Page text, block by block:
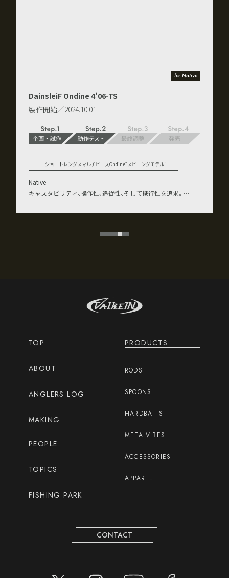
for Native
DainsleiF Ondine B4’08-TS
製作開始／2024.09.01
ショートレングスマルチピースOndine“ベイトモデル”
Native
キャスタビリティ、操作性、追従性、そして携行性を追求。
TOP
ABOUT
ANGLERS LOG
MAKING
PRODUCTS
RODS
SPOONS
HARDBAITS
METALVIBES
ACCESSORIES
APPAREL
PEOPLE
TOPICS
FISHING PARK
CONTACT